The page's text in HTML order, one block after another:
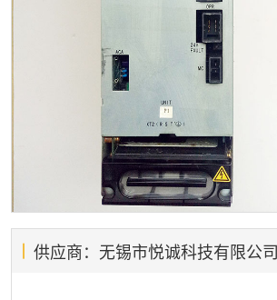
供应商：无锡市悦诚科技有限公司